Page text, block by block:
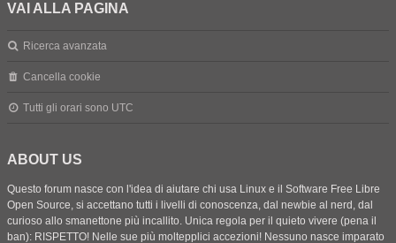
VAI ALLA PAGINA
Ricerca avanzata
Cancella cookie
Tutti gli orari sono UTC
ABOUT US
Questo forum nasce con l'idea di aiutare chi usa Linux e il Software Free Libre
Open Source, si accettano tutti i livelli di conoscenza, dal newbie al nerd, dal
curioso allo smanettone più incallito. Unica regola per il quieto vivere (pena il
ban): RISPETTO! Nelle sue più moltepplici accezioni! Nessuno nasce imparato